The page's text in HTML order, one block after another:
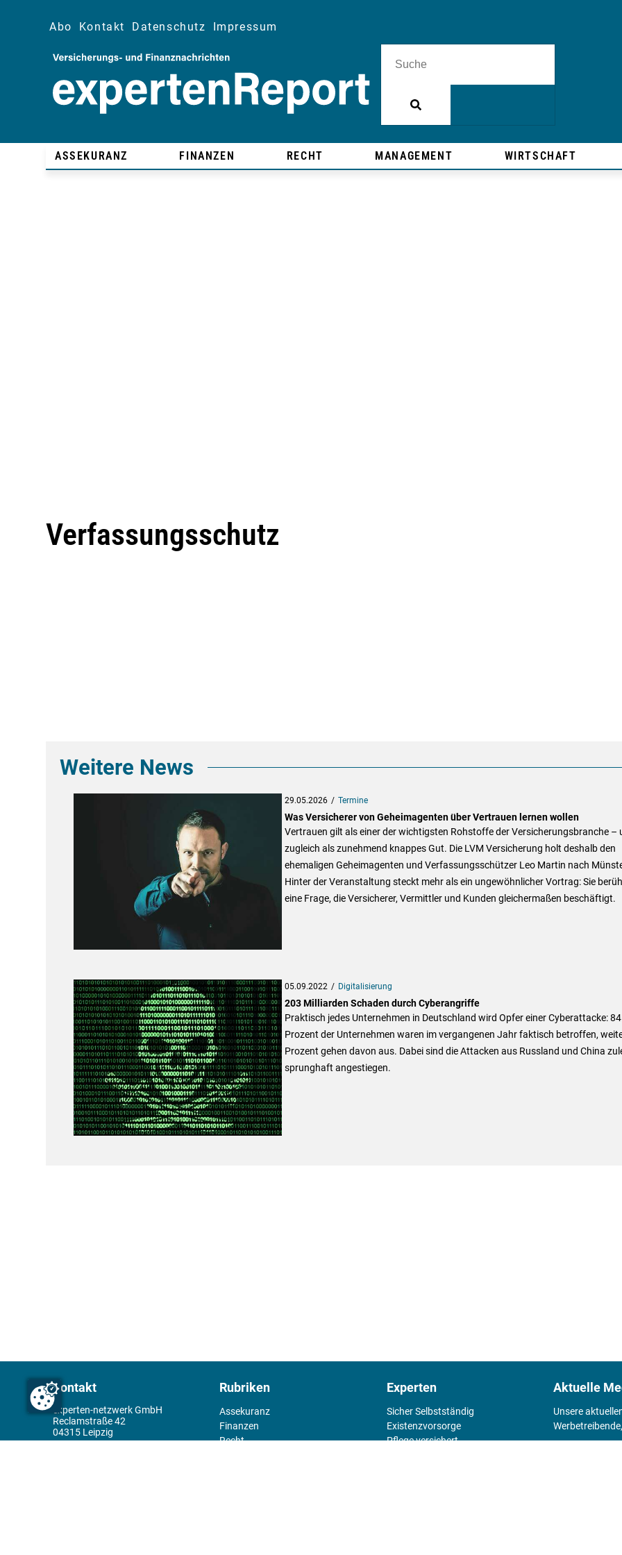
Abo Kontakt Datenschutz Impressum
ASSEKURANZ FINANZEN RECHT MANAGEMENT WIRTSCHAFT
Verfassungsschutz
Weitere News
29.05.2026 Termine
Was Versicherer von Geheimagenten über Vertrauen lernen wollen
Vertrauen gilt als einer der wichtigsten Rohstoffe der Versicherungsbranche –
zugleich als zunehmend knappes Gut. Die LVM Versicherung holt deshalb den
ehemaligen Geheimagenten und Verfassungsschützer Leo Martin nach
Hinter der Veranstaltung steckt mehr als ein ungewöhnlicher Vortrag: Sie
eine Frage, die Versicherer, Vermittler und Kunden gleichermaßen beschäftigt.
05.09.2022 Digitalisierung
203 Milliarden Schaden durch Cyberangriffe
Praktisch jedes Unternehmen in Deutschland wird Opfer einer Cyberattacke: 84
Prozent der Unternehmen waren im vergangenen Jahr faktisch betroffen,
Prozent gehen davon aus. Dabei sind die Attacken aus Russland und China
sprunghaft angestiegen.
Kontakt
experten-netzwerk GmbH
Reclamstraße 42
04315 Leipzig
Rubriken
Assekuranz
Finanzen
Recht
Experten
Sicher Selbstständig
Existenz­vorsorge
Pflege versichert
Aktuelle
Unsere